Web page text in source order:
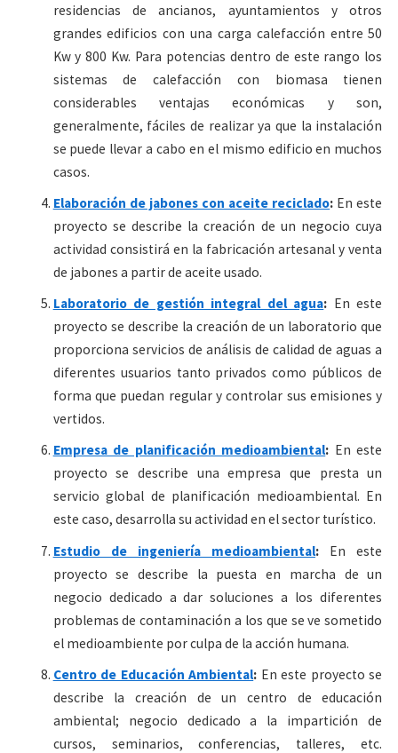
residencias de ancianos, ayuntamientos y otros
grandes edificios con una carga calefacción entre 50
Kw y 800 Kw. Para potencias dentro de este rango los
sistemas de calefacción con biomasa tienen
considerables ventajas económicas y son,
generalmente, fáciles de realizar ya que la instalación
se puede llevar a cabo en el mismo edificio en muchos
casos.
Elaboración de jabones con aceite reciclado: En este
proyecto se describe la creación de un negocio cuya
actividad consistirá en la fabricación artesanal y venta
de jabones a partir de aceite usado.
Laboratorio de gestión integral del agua: En este
proyecto se describe la creación de un laboratorio que
proporciona servicios de análisis de calidad de aguas a
diferentes usuarios tanto privados como públicos de
forma que puedan regular y controlar sus emisiones y
vertidos.
Empresa de planificación medioambiental: En este
proyecto se describe una empresa que presta un
servicio global de planificación medioambiental. En
este caso, desarrolla su actividad en el sector turístico.
Estudio de ingeniería medioambiental: En este
proyecto se describe la puesta en marcha de un
negocio dedicado a dar soluciones a los diferentes
problemas de contaminación a los que se ve sometido
el medioambiente por culpa de la acción humana.
Centro de Educación Ambiental: En este proyecto se
describe la creación de un centro de educación
ambiental; negocio dedicado a la impartición de
cursos, seminarios, conferencias, talleres, etc.